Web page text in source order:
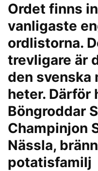
Ordet finns
vanligaste
ordlistorna.
trevligare är
den svenska
heter. Därför
Böngroddar
Champinjon
Nässla,
potatisfamilj